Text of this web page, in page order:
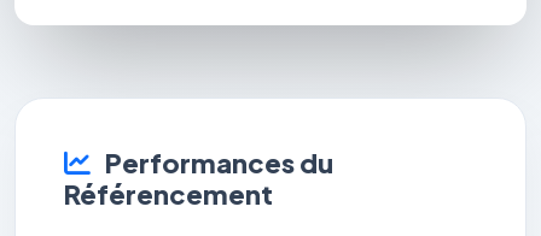
Performances du
Référencement